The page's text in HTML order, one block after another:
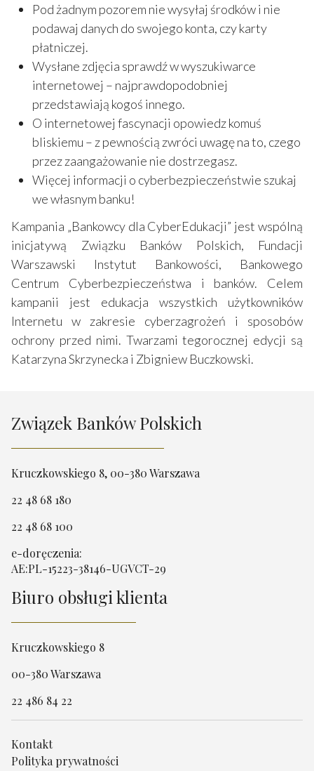
Pod żadnym pozorem nie wysyłaj środków i nie
podawaj danych do swojego konta, czy karty
płatniczej.
Wysłane zdjęcia sprawdź w wyszukiwarce
internetowej – najprawdopodobniej
przedstawiają kogoś innego.
O internetowej fascynacji opowiedz komuś
bliskiemu – z pewnością zwróci uwagę na to, czego
przez zaangażowanie nie dostrzegasz.
Więcej informacji o cyberbezpieczeństwie szukaj
we własnym banku!
Kampania „Bankowcy dla CyberEdukacji” jest wspólną
inicjatywą Związku Banków Polskich, Fundacji
Warszawski Instytut Bankowości, Bankowego
Centrum Cyberbezpieczeństwa i banków. Celem
kampanii jest edukacja wszystkich użytkowników
Internetu w zakresie cyberzagrożeń i sposobów
ochrony przed nimi. Twarzami tegorocznej edycji są
Katarzyna Skrzynecka i Zbigniew Buczkowski.
Związek Banków Polskich
Kruczkowskiego 8, 00-380 Warszawa
22 48 68 180
22 48 68 100
e-doręczenia:
AE:PL-15223-38146-UGVCT-29
Biuro obsługi klienta
Kruczkowskiego 8
00-380 Warszawa
22 486 84 22
Kontakt
Polityka prywatności